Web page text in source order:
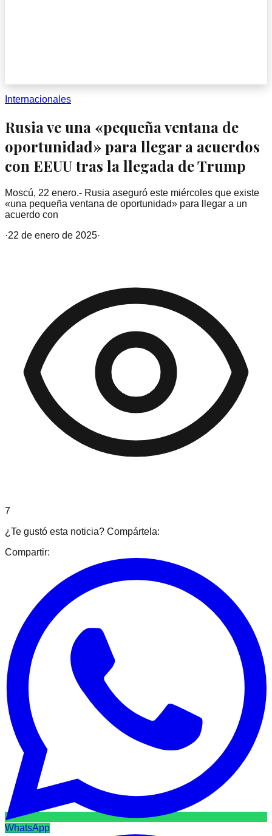
Internacionales
Rusia ve una «pequeña ventana de
oportunidad» para llegar a acuerdos
con EEUU tras la llegada de Trump
Moscú, 22 enero.- Rusia aseguró este miércoles que existe
«una pequeña ventana de oportunidad» para llegar a un
acuerdo con
·22 de enero de 2025·
7
¿Te gustó esta noticia? Compártela:
Compartir:
WhatsApp